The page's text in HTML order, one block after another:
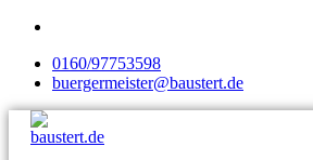
0160/97753598
buergermeister@baustert.de